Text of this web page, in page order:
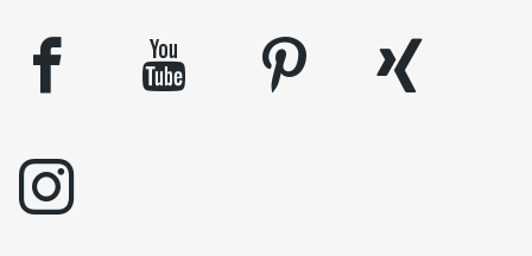
facebook youtube pinterest
xing
instagram